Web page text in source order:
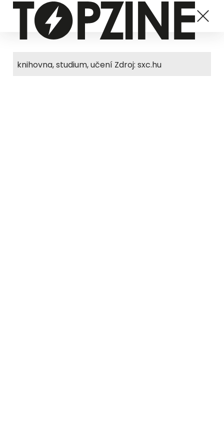
knihovna, studium, učení Zdroj: sxc.hu